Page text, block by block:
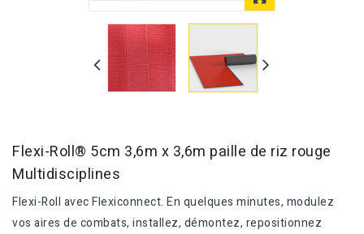
Flexi-Roll® 5cm 3,6m x 3,6m paille de riz rouge
Multidisciplines
Flexi-Roll avec Flexiconnect. En quelques minutes, modulez
vos aires de combats, installez, démontez, repositionnez